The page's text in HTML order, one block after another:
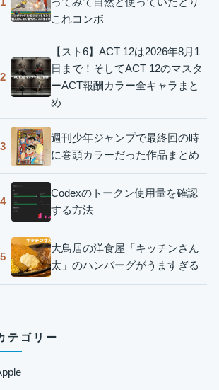
これコンボ
2
【スト6】ACT 12は2026年8月1
日まで！そしてACT 12のマスタ
ーACT報酬カラー全キャラまと
め
3
週刊少年ジャンプで最終回の時
に巻頭カラーだった作品まとめ
4
Codexのトークン使用量を確認
する方法
5
大鳥居の洋食屋「キッチンさん
太」のハンバーグがうますぎる
テゴリー